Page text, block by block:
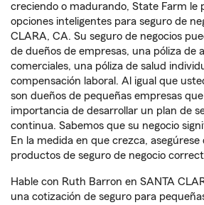
creciendo o madurando, State Farm le
opciones inteligentes para seguro de
CLARA, CA. Su seguro de negocios
de dueños de empresas, una póliza de
comerciales, una póliza de salud
compensación laboral. Al igual que
son dueños de pequeñas empresas
importancia de desarrollar un plan de
continua. Sabemos que su negocio
En la medida en que crezca, asegúrese
productos de seguro de negocio
Hable con Ruth Barron en SANTA
una cotización de seguro para